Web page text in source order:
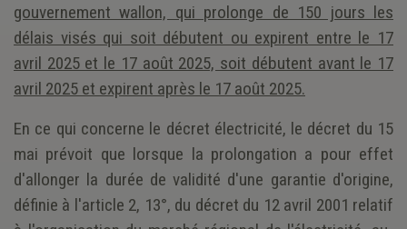
gouvernement wallon, qui prolonge de 150 jours les
délais visés qui soit débutent ou expirent entre le 17
avril 2025 et le 17 août 2025, soit débutent avant le 17
avril 2025 et expirent après le 17 août 2025.
En ce qui concerne le décret électricité, le décret du 15
mai prévoit que lorsque la prolongation a pour effet
d'allonger la durée de validité d'une garantie d'origine,
définie à l'article 2, 13°, du décret du 12 avril 2001 relatif